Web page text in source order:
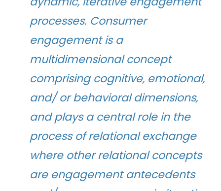
processes. Consumer
engagement is a
multidimensional concept
comprising cognitive, emotional,
and/ or behavioral dimensions,
and plays a central role in the
process of relational exchange
where other relational concepts
are engagement antecedents